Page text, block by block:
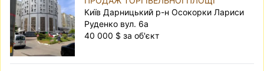
Київ Дарницький р-н Осокорки Лариси
Руденко вул. 6а
40 000 $ за об'єкт